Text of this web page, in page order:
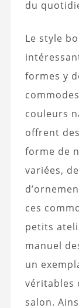
du
Le style
formes y
couleurs
offrent
forme de
variées,
ces
petits
manuel
un
véritables
salon.